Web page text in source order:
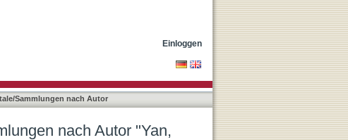
Einloggen
Sammlungen nach Autor
nach Autor "Yan,